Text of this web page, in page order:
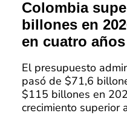
Colombia
billones en
en cuatro años
El presupuesto
pasó de $71,6
$115 billones en
crecimiento superior